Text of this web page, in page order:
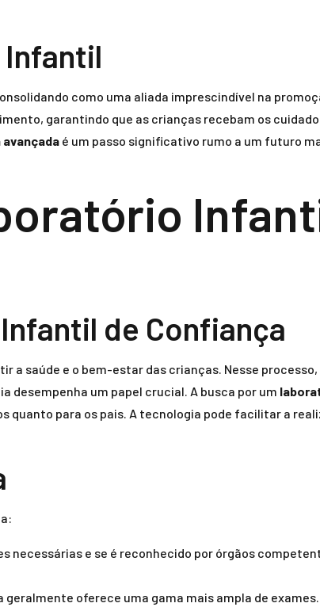
Infantil
como uma aliada imprescindível na
garantindo que as crianças recebam os
é um passo significativo rumo a um futuro
de Confiança
saúde e o bem-estar das crianças. Nesse
desempenha um papel crucial. A busca por um
para os pais. A tecnologia pode facilitar a
necessárias e se é reconhecido por órgãos
oferece uma gama mais ampla de